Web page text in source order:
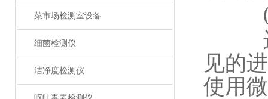
菜市场检测室设备
细菌检测仪
洁净度检测仪
(
进
见的
使用